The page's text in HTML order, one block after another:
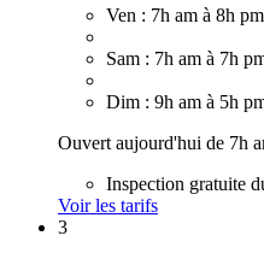
Ven : 7h am à 8h pm
Sam : 7h am à 7h
Dim : 9h am à 5h
Ouvert aujourd'hui de 7h
Inspection gratuite
Voir les tarifs
3